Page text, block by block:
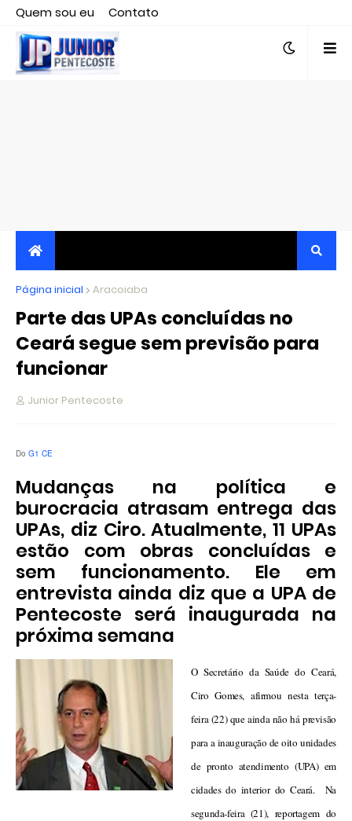
Quem sou eu
Contato
Editor responsável, jornalista Clovis Almeida.
JORNALISMO INDEPENDENTE, TRANSPARENTE E
CRÍTICO
Página inicial Aracoiaba
Parte das UPAs concluídas no
Ceará segue sem previsão para
funcionar
Junior Pentecoste
Do G1 CE
Mudanças na política e
burocracia atrasam entrega das
UPAs, diz Ciro. Atualmente, 11 UPAs
estão com obras concluídas e
sem funcionamento. Ele em
entrevista ainda diz que a UPA de
Pentecoste será inaugurada na
próxima semana
O Secretário da Saúde do Ceará,
Ciro Gomes, afirmou nesta terça-
feira (22) que ainda não há previsão
para a inauguração de oito unidades
de pronto atendimento (UPA) em
cidades do interior do Ceará. Na
segunda-feira (21), reportagem do